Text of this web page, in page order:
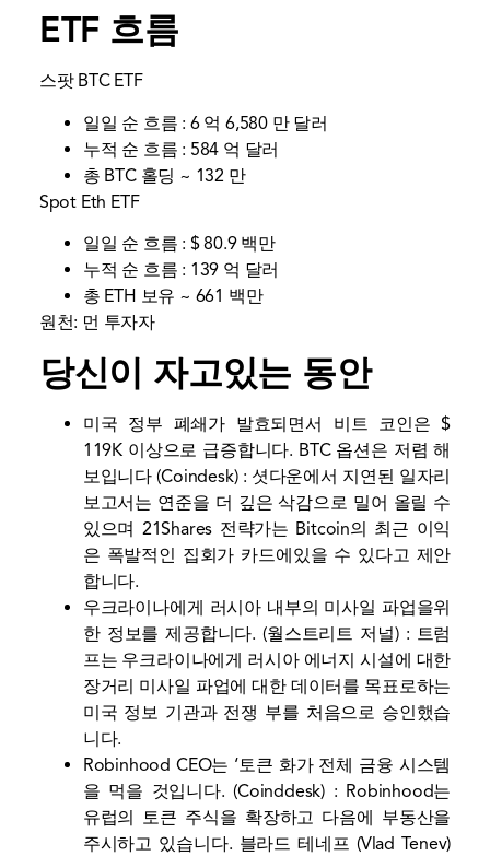
ETF 흐름
스팟 BTC ETF
일일 순 흐름 : 6 억 6,580 만 달러
누적 순 흐름 : 584 억 달러
총 BTC 홀딩 ~ 132 만
Spot Eth ETF
일일 순 흐름 : $ 80.9 백만
누적 순 흐름 : 139 억 달러
총 ETH 보유 ~ 661 백만
원천: 먼 투자자
당신이 자고있는 동안
미국 정부 폐쇄가 발효되면서 비트 코인은 $
119K 이상으로 급증합니다. BTC 옵션은 저렴 해
보입니다 (Coindesk) : 셧다운에서 지연된 일자리
보고서는 연준을 더 깊은 삭감으로 밀어 올릴 수
있으며 21Shares 전략가는 Bitcoin의 최근 이익
은 폭발적인 집회가 카드에있을 수 있다고 제안
합니다.
우크라이나에게 러시아 내부의 미사일 파업을위
한 정보를 제공합니다. (월스트리트 저널) : 트럼
프는 우크라이나에게 러시아 에너지 시설에 대한
장거리 미사일 파업에 대한 데이터를 목표로하는
미국 정보 기관과 전쟁 부를 처음으로 승인했습
니다.
Robinhood CEO는 ‘토큰 화가 전체 금융 시스템
을 먹을 것입니다. (Coinddesk) : Robinhood는
유럽의 토큰 주식을 확장하고 다음에 부동산을
주시하고 있습니다. 블라드 테네프 (Vlad Tenev)